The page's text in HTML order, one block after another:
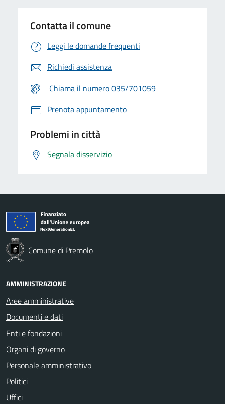
Contatta il comune
Leggi le domande frequenti
Richiedi assistenza
Chiama il numero 035/701059
Prenota appuntamento
Problemi in città
Segnala disservizio
Comune di Premolo
AMMINISTRAZIONE
Aree amministrative
Documenti e dati
Enti e fondazioni
Organi di governo
Personale amministrativo
Politici
Uffici